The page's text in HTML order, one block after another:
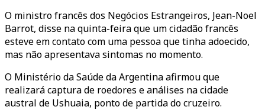
O ministro francês dos Negócios Estrangeiros, Jean-Noel
Barrot, disse na quinta-feira que um cidadão francês
esteve em contato com uma pessoa que tinha adoecido,
mas não apresentava sintomas no momento.
O Ministério da Saúde da Argentina afirmou que
realizará captura de roedores e análises na cidade
austral de Ushuaia, ponto de partida do cruzeiro.